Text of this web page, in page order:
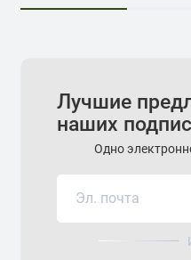
Лучшие
наших
Одно